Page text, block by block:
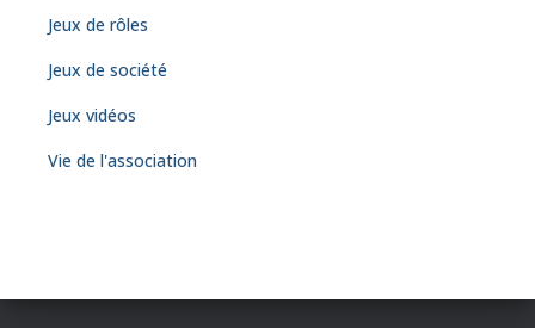
Jeux de rôles
Jeux de société
Jeux vidéos
Vie de l'association